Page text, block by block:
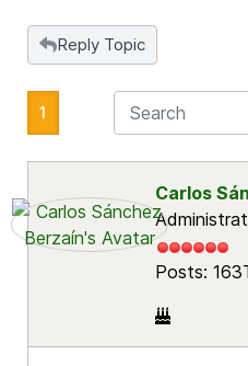
Reply Topic
1
Carlos
Posts: 163